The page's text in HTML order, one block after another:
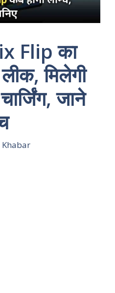
Flip का
मिलेगी
जाने